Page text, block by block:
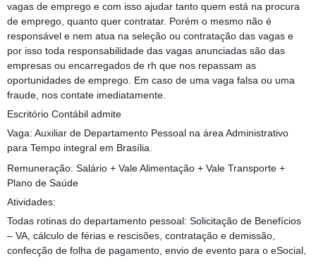
vagas de emprego e com isso ajudar tanto quem está na procura
de emprego, quanto quer contratar. Porém o mesmo não é
responsável e nem atua na seleção ou contratação das vagas e
por isso toda responsabilidade das vagas anunciadas são das
empresas ou encarregados de rh que nos repassam as
oportunidades de emprego. Em caso de uma vaga falsa ou uma
fraude, nos contate imediatamente.
Escritório Contábil admite
Vaga: Auxiliar de Departamento Pessoal na área Administrativo
para Tempo integral em Brasília.
Remuneração: Salário + Vale Alimentação + Vale Transporte +
Plano de Saúde
Atividades:
Todas rotinas do departamento pessoal: Solicitação de Benefícios
– VA, cálculo de férias e rescisões, contratação e demissão,
confecção de folha de pagamento, envio de evento para o eSocial,